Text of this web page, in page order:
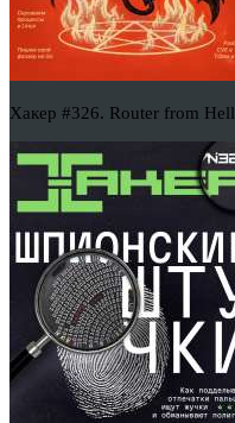
Хакер #326. Router from Hell